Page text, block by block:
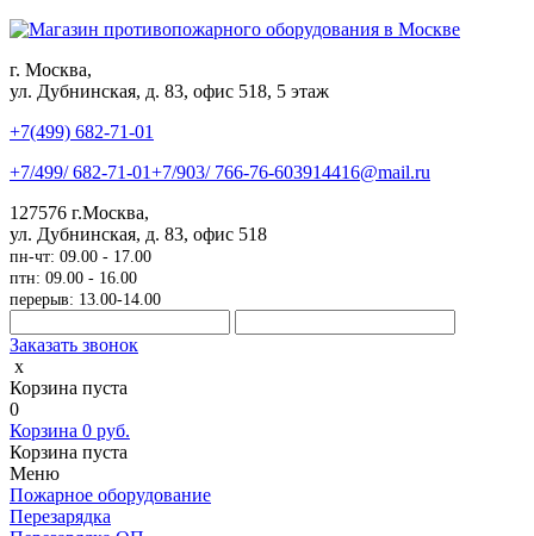
г. Москва,
ул. Дубнинская, д. 83, офис 518, 5 этаж
+7(499) 682-71-01
+7/499/682-71-01+7/903/766-76-603914416@mail.ru
127576 г.Москва,
ул. Дубнинская, д. 83, офис 518
пн-чт: 09.00 - 17.00
птн: 09.00 - 16.00
перерыв: 13.00-14.00
Заказать звонок
x
Корзина пуста
0
Корзина 0 руб.
Корзина пуста
Меню
Пожарное оборудование
Перезарядка